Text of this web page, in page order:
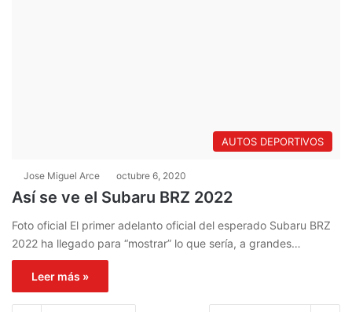
AUTOS DEPORTIVOS
Jose Miguel Arce octubre 6, 2020
Así se ve el Subaru BRZ 2022
Foto oficial El primer adelanto oficial del esperado Subaru BRZ
2022 ha llegado para “mostrar” lo que sería, a grandes…
Leer más »